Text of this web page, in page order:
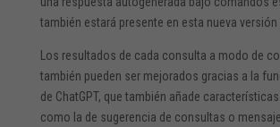
también estará presente en esta nueva versión
Los resultados de cada consulta a modo de
también pueden ser mejorados gracias a la
de ChatGPT, que también añade
como la de sugerencia de consultas o